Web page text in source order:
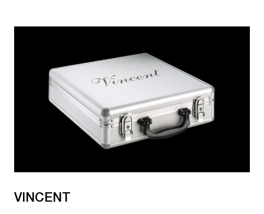
VINCENT